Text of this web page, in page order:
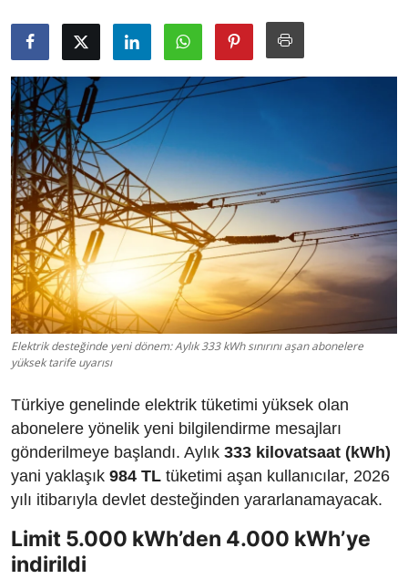
Kapalı Çarşı
Şirket Haberleri
Elektrik desteğinde yeni dönem: Aylık 333 kWh sınırını aşan abonelere
yüksek tarife uyarısı
Türkiye genelinde elektrik tüketimi yüksek olan
abonelere yönelik yeni bilgilendirme mesajları
gönderilmeye başlandı. Aylık 333 kilovatsaat (kWh)
yani yaklaşık 984 TL tüketimi aşan kullanıcılar, 2026
yılı itibarıyla devlet desteğinden yararlanamayacak.
Limit 5.000 kWh’den 4.000 kWh’ye
indirildi